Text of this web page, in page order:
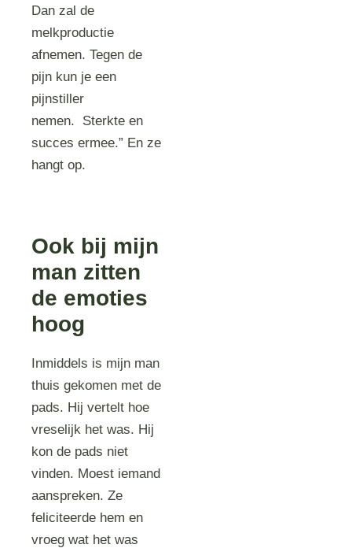
Dan zal de
melkproductie
afnemen. Tegen de
pijn kun je een
pijnstiller
nemen. Sterkte en
succes ermee.” En ze
hangt op.
Ook bij mijn
man zitten
de emoties
hoog
Inmiddels is mijn man
thuis gekomen met de
pads. Hij vertelt hoe
vreselijk het was. Hij
kon de pads niet
vinden. Moest iemand
aanspreken. Ze
feliciteerde hem en
vroeg wat het was